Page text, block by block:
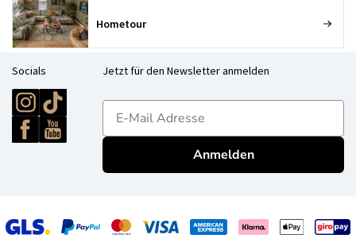
Hometour
Socials Jetzt für den Newsletter anmelden
E-mailadres
Anmelden